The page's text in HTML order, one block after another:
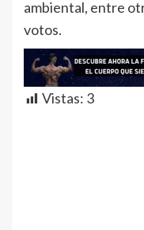
ambiental, entre
votos.
Vistas: 3